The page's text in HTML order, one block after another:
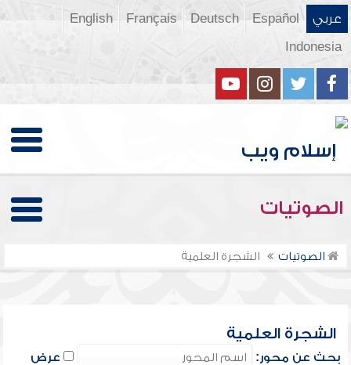
عربي Español
Deutsch
Français
English
Indonesia
الصوتيات
الصوتيات الشجرة العلمية
الشجرة العلمية
بحث عن محور:
عرض